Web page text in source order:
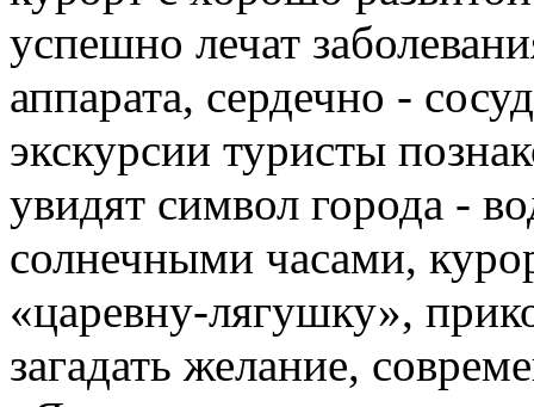
успешно лечат
аппарата, сердечно -
экскурсии туристы
увидят символ города -
солнечными часами,
«царевну-лягушку»,
загадать желание,